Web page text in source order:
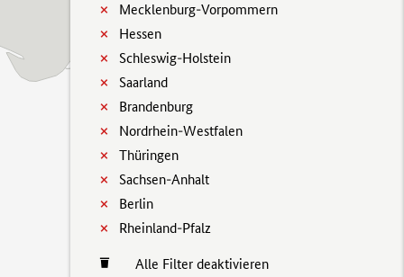
Mecklenburg-Vorpommern
Hessen
Schleswig-Holstein
Saarland
Brandenburg
Nordrhein-Westfalen
Thüringen
Sachsen-Anhalt
Berlin
Rheinland-Pfalz
Alle Filter deaktivieren